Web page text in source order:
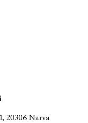
20306 Narva